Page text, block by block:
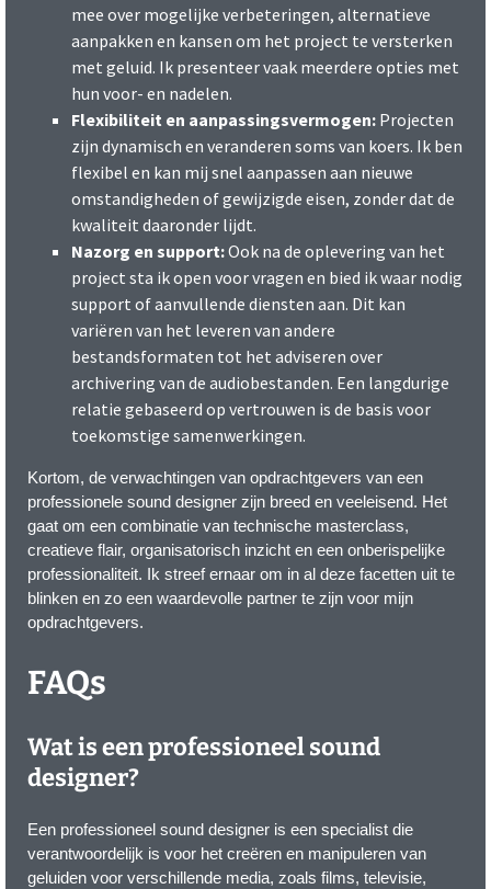
mee over mogelijke verbeteringen, alternatieve
aanpakken en kansen om het project te versterken
met geluid. Ik presenteer vaak meerdere opties met
hun voor- en nadelen.
Flexibiliteit en aanpassingsvermogen: Projecten
zijn dynamisch en veranderen soms van koers. Ik ben
flexibel en kan mij snel aanpassen aan nieuwe
omstandigheden of gewijzigde eisen, zonder dat de
kwaliteit daaronder lijdt.
Nazorg en support:Ook na de oplevering van het
project sta ik open voor vragen en bied ik waar nodig
support of aanvullende diensten aan. Dit kan
variëren van het leveren van andere
bestandsformaten tot het adviseren over
archivering van de audiobestanden. Een langdurige
relatie gebaseerd op vertrouwen is de basis voor
toekomstige samenwerkingen.
Kortom, de verwachtingen van opdrachtgevers van een
professionele sound designer zijn breed en veeleisend. Het
gaat om een combinatie van technische masterclass,
creatieve flair, organisatorisch inzicht en een onberispelijke
professionaliteit. Ik streef ernaar om in al deze facetten uit te
blinken en zo een waardevolle partner te zijn voor mijn
opdrachtgevers.
FAQs
Wat is een professioneel sound
designer?
Een professioneel sound designer is een specialist die
verantwoordelijk is voor het creëren en manipuleren van
geluiden voor verschillende media, zoals films, televisie,